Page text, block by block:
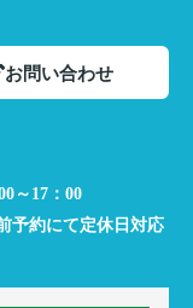
お問い合わせ
～17：00
約にて定休日対応